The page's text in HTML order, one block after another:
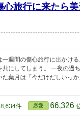
旅行に来たら
週間の傷心旅行に出かけ
にしてしまう。 一夜の過
葉月は「今だけだしいっ
件 恋愛 66,326